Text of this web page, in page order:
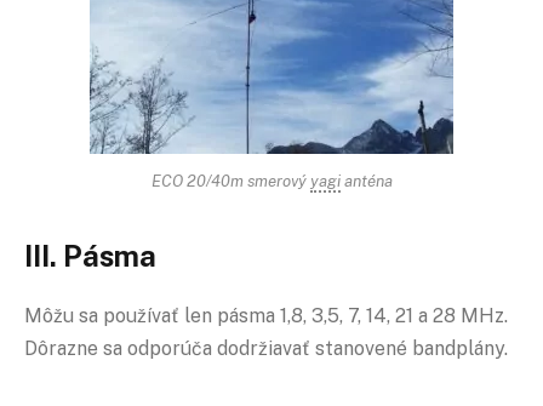
ECO 20/40m smerový yagianténa
III. Pásma
Môžu sa používať len pásma 1,8, 3,5, 7, 14, 21 a 28 MHz.
Dôrazne sa odporúča dodržiavať stanovené bandplány.